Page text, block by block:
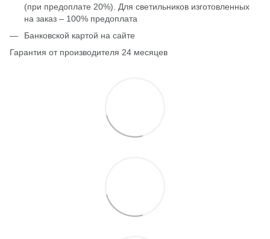
(при предоплате 20%). Для светильников изготовленных
на заказ – 100% предоплата
Банковской картой на сайте
Гарантия от производителя 24 месяцев